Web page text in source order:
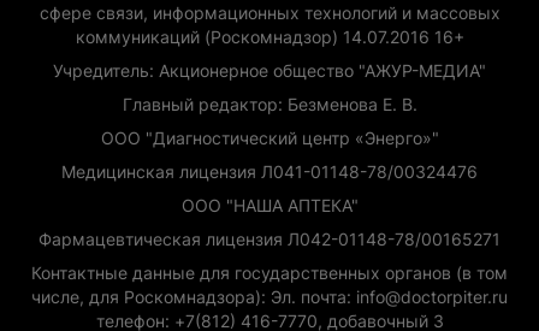
сфере связи, информационных технологий и массовых
коммуникаций (Роскомнадзор) 14.07.2016 16+
Учредитель: Акционерное общество "АЖУР-МЕДИА"
Главный редактор: Безменова Е. В.
ООО "Диагностический центр «Энерго»"
Медицинская лицензия Л041-01148-78/00324476
ООО "НАША АПТЕКА"
Фармацевтическая лицензия Л042-01148-78/00165271
Контактные данные для государственных органов (в том
числе, для Роскомнадзора): Эл. почта: info@doctorpiter.ru
телефон: +7(812) 416-7770, добавочный 3